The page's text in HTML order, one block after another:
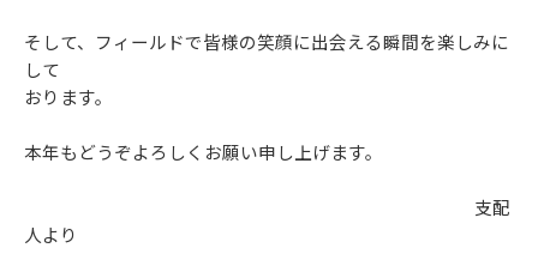
そして、フィールドで皆様の笑顔に出会える瞬間を楽しみに
して
おります。
本年もどうぞよろしくお願い申し上げます。
支配
人より